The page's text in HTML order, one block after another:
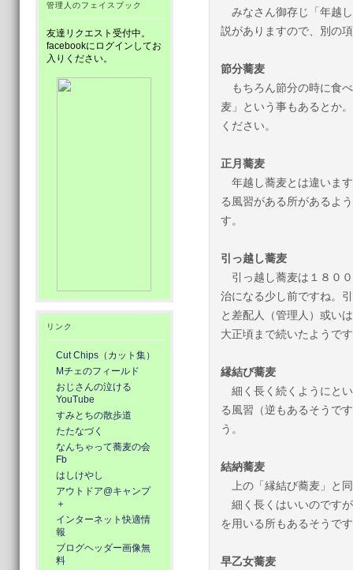
管理人のフェイスブック
友達リクエスト受付中。
facebookにログインしてお
入りください。
リンク
Cut Chips（カット集）
Mチェのフィールド
おじさんの泣ける
YouTube
すみとちの散歩道
たたなづく
なんちゃって蕎麦の会
Fb
はしけやし
アウトドア@キャンプ
＋
インターネット快適情
報
ブログヘッダー画像無
料
みなさん御存じ「年越
説がありますので、別の
節分蕎麦
もちろん節分の時に食
麦」という事もあるとか
ください。
正月蕎麦
年越し蕎麦とは違いま
る風習がある所があるよ
す。
引っ越し蕎麦
引っ越し蕎麦は１８０
治になる少し前ですね。
と差配人（管理人）或い
大正頃まで続いたようで
縁結び蕎麦
細く長く続くようにと
る風習（逆もあるそうで
う。
結納蕎麦
上の「縁結び蕎麦」と
細く長くはいいのです
を用いる所もあるそうで
早乙女蕎麦